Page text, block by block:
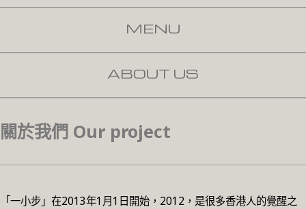
MENU
SKIP TO CONTENT
ABOUT US
關於我們 Our project
「一小步」在2013年1月1日開始，2012，是很多香港人的覺醒之